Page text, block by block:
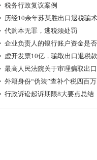
为定性
税务行政复议案例
历经10余年苏某胜出口退税骗
术”，福州国税稽查局相应的查
用
代购本无罪，逃税须处罚
企业负责人的银行账户资金是
应税收入？
虚开发票10亿，骗取出口退税
破获链条式骗税案
最高人民法院关于审理骗取出
具体应用法律若干问题的解释辑
外籍身份“伪装”查补个税四百万
行政诉讼起诉期限8大要点总结